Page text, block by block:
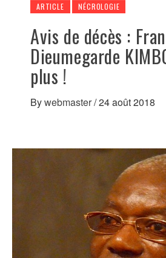
ARTICLE NÉCROLOGIE
Avis de décès :
Dieumegarde
plus !
Bywebmaster/24 août 2018